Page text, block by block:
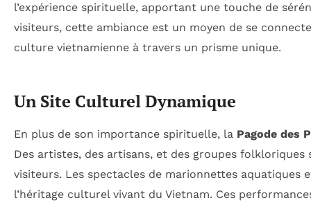
l’expérience spirituelle, apportant une touche de
visiteurs, cette ambiance est un moyen de se
culture vietnamienne à travers un prisme unique.
Un Site Culturel Dynamique
En plus de son importance spirituelle, la Pagode des
Des artistes, des artisans, et des groupes
visiteurs. Les spectacles de marionnettes
l’héritage culturel vivant du Vietnam. Ces